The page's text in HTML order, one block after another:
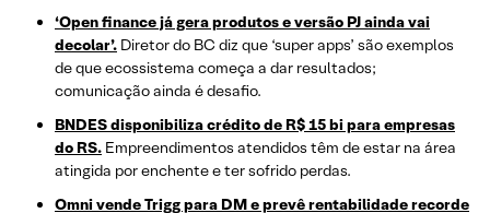
‘Open finance já gera produtos e versão PJ ainda vai
decolar’. Diretor do BC diz que ‘super apps’ são exemplos
de que ecossistema começa a dar resultados;
comunicação ainda é desafio.
BNDES disponibiliza crédito de R$ 15 bi para empresas
do RS. Empreendimentos atendidos têm de estar na área
atingida por enchente e ter sofrido perdas.
Omni vende Trigg para DM e prevê rentabilidade recorde